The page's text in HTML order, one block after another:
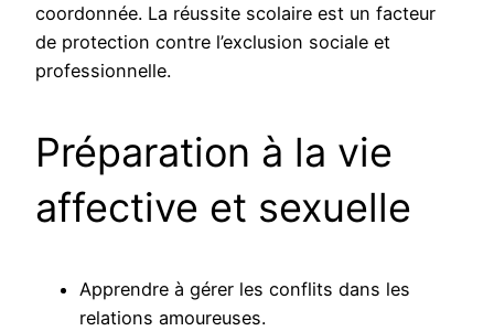
coordonnée. La réussite scolaire est un facteur
de protection contre l’exclusion sociale et
professionnelle.
Préparation à la vie
affective et sexuelle
Apprendre à gérer les conflits dans les
relations amoureuses.